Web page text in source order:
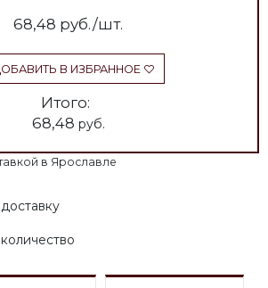
68,48 руб./шт.
В ИЗБРАННОЕ
Итого:
68,48 руб.
в Ярославле